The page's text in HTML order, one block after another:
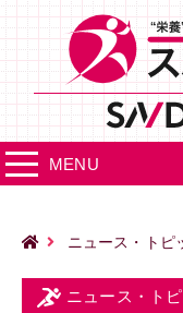
MENU
ニュース・トピ
ニュース・ト